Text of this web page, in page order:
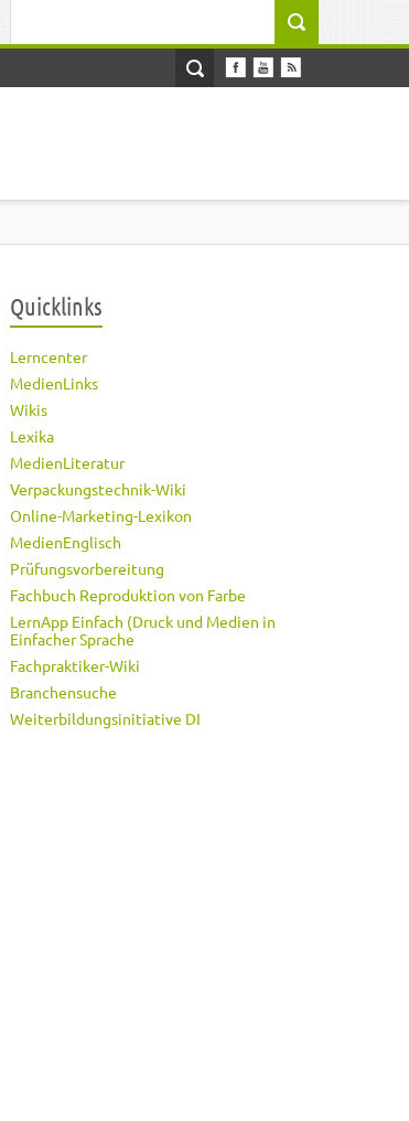
Quicklinks
Lerncenter
MedienLinks
Wikis
Lexika
MedienLiteratur
Verpackungstechnik-Wiki
Online-Marketing-Lexikon
MedienEnglisch
Prüfungsvorbereitung
Fachbuch Reproduktion von Farbe
LernApp Einfach (Druck und Medien in
Einfacher Sprache
Fachpraktiker-Wiki
Branchensuche
Weiterbildungsinitiative DI